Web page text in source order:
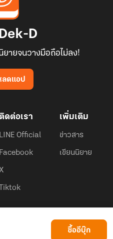
ซื้ออีบุ๊ก
D
ายจนวางมือถือไม่ลง!
ลดแอป
ดต่อเรา
LINE Official
Facebook
Tiktok
เพิ่มเติม
ข่าวสาร
เขียนนิยาย
Privacy Policy
ง ผู้ใช้ให้ดียิ่งขึ้น
ยอมรับ